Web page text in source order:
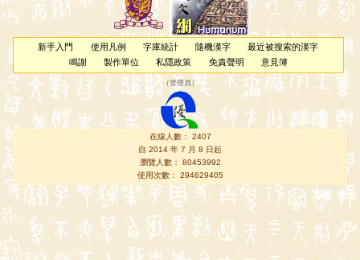
新手入門 使用凡例 字庫統計 隨機漢字
最近被搜索的漢字
鳴謝
製作單位 私隱政策 免責聲明 意見簿
（管理員 ）
在線人數： 2407
自 2014 年 7 月 8 日起
瀏覽人數： 80453992
使用次數： 294629405